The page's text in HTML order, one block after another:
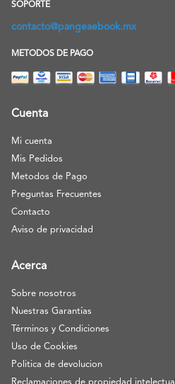
SOPORTE
contacto@pangeaebook.mx
METODOS DE PAGO
Cuenta
Mi cuenta
Mis Pedidos
Metodos de Pago
Preguntas Frecuentes
Contacto
Aviso de privacidad
Acerca
Sobre nosotros
Nuestras Garantías
Términos y Condiciones
Uso de Cookies
Politica de devolucion